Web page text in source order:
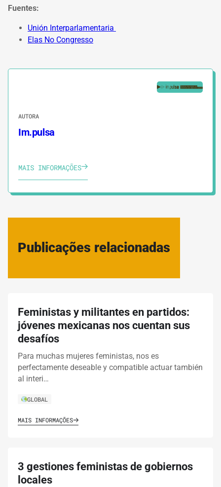
Fuentes:
Unión Interparlamentaria
Elas No Congresso
AUTORA
Im.pulsa
MAIS INFORMAÇÕES
Publicações relacionadas
Feministas y militantes en partidos:
jóvenes mexicanas nos cuentan sus
desafíos
Para muchas mujeres feministas, nos es
perfectamente deseable y compatible actuar también
al interi…
GLOBAL
MAIS INFORMAÇÕES
3 gestiones feministas de gobiernos
locales